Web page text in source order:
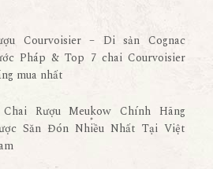
Courvoisier – Di sản Cognac
Pháp & Top 7 chai Courvoisier
mua nhất
Rượu Meukow Chính Hãng
Săn Đón Nhiều Nhất Tại Việt